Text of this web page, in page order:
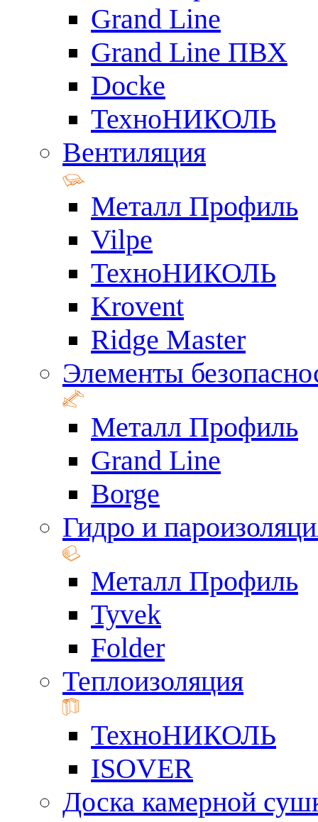
Grand Line
Grand Line ПВХ
Docke
ТехноНИКОЛЬ
Вентиляция
Металл Профиль
Vilpe
ТехноНИКОЛЬ
Krovent
Ridge Master
Элементы
Металл Профиль
Grand Line
Borge
Гидро и
Металл Профиль
Tyvek
Folder
Теплоизоляция
ТехноНИКОЛЬ
ISOVER
Доска камерной